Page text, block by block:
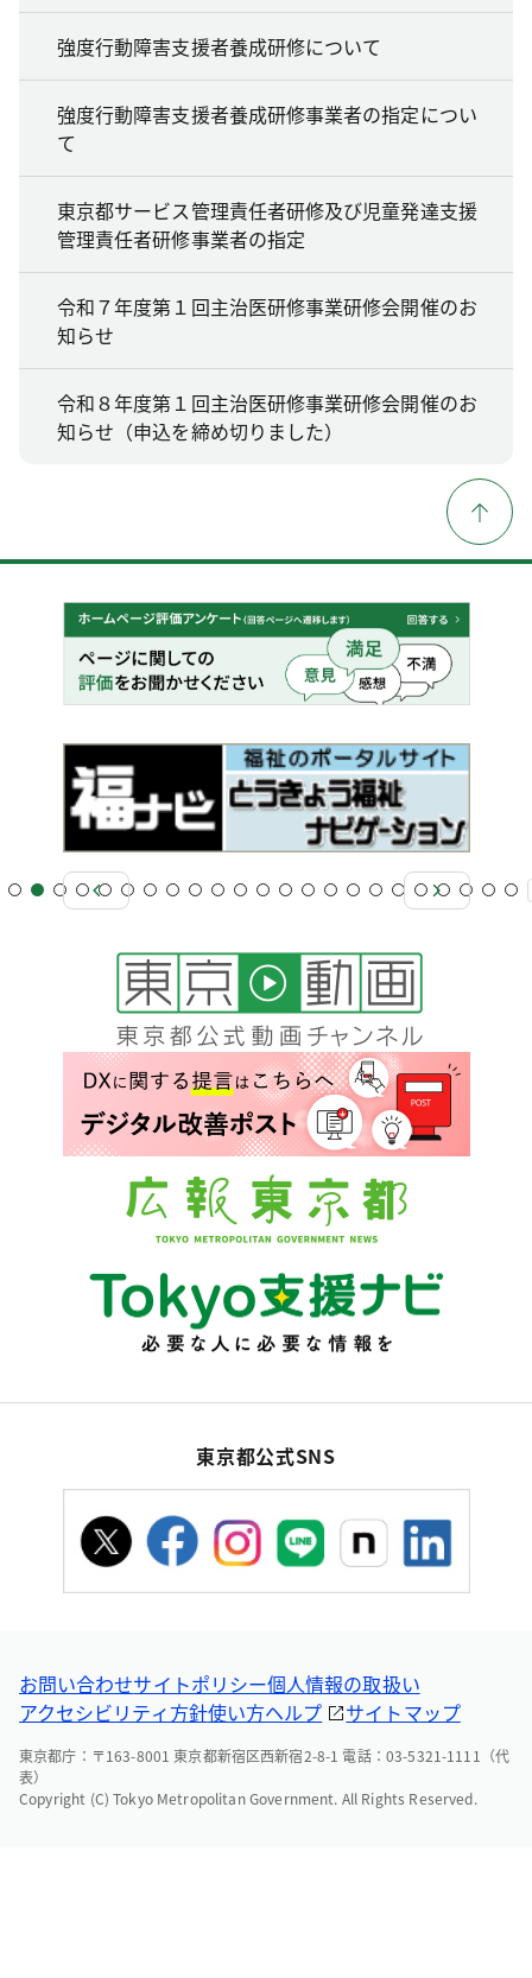
強度行動障害支援者養成研修について
強度行動障害支援者養成研修事業者の指定につい
て
東京都サービス管理責任者研修及び児童発達支援
管理責任者研修事業者の指定
令和７年度第１回主治医研修事業研修会開催のお
知らせ
令和８年度第１回主治医研修事業研修会開催のお
知らせ（申込を締め切りました）
東京都公式SNS
お問い合わせサイトポリシー個人情報の取扱い
アクセシビリティ方針使い方ヘルプ サイトマップ
東京都庁：〒163-8001 東京都新宿区西新宿2-8-1 電話：03-5321-1111（代
表）
Copyright (C) Tokyo Metropolitan Government. All Rights Reserved.